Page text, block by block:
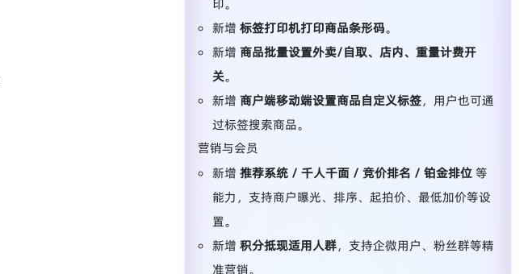
印。
新增 标签打印机打印商品条形码。
新增 商品批量设置外卖/自取、店内、重量计费开
关。
新增 商户端移动端设置商品自定义标签，用户也可通
过标签搜索商品。
营销与会员
新增 推荐系统 / 千人千面 / 竞价排名 / 铂金排位等
能力，支持商户曝光、排序、起拍价、最低加价等设
置。
新增 积分抵现适用人群，支持企微用户、粉丝群等精
准营销。